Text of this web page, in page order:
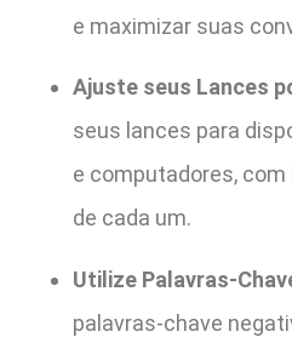
e maximizar suas
Ajuste seus Lances
seus lances para
e computadores,
de cada um.
Utilize Palavras-
palavras-chave